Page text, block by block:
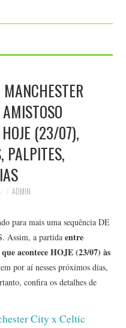
(23/07),
PALPITES,
ADMIN
para mais uma sequência DE
Assim, a partidaentre
acontece HOJE (23/07) às
por aí nesses próximos dias,
confira os detalhes de
City x Celtic